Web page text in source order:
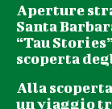
Aperture
Santa
“Tau
scoperta
Alla
un viaggio